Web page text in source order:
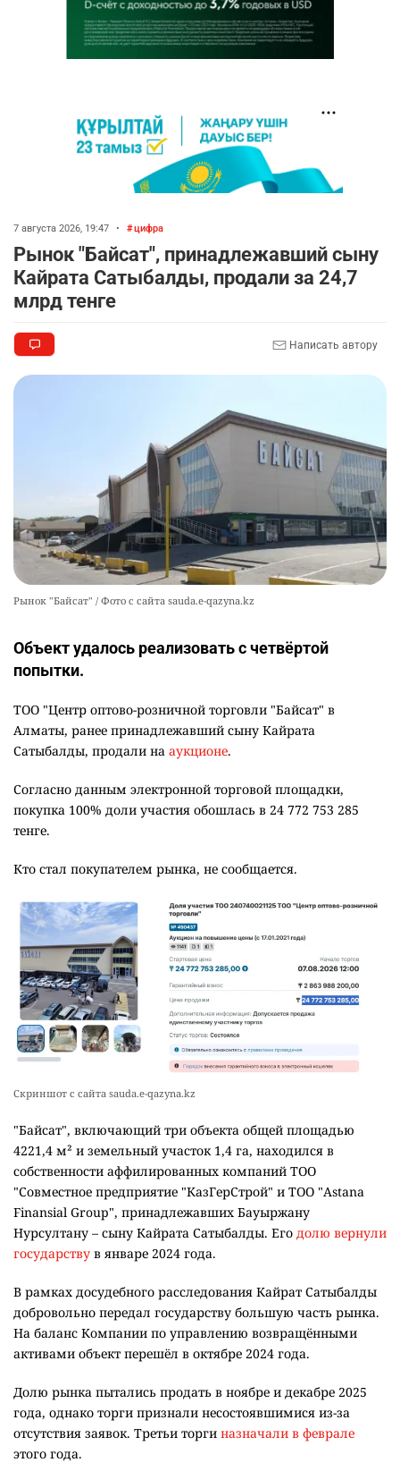
7 августа 2026, 19:47 • цифра
Рынок "Байсат", принадлежавший сыну
Кайрата Сатыбалды, продали за 24,7
млрд тенге
Написать автору
Рынок "Байсат" / Фото с сайта sauda.e-qazyna.kz
Объект удалось реализовать с четвёртой
попытки.
ТОО "Центр оптово-розничной торговли "Байсат" в
Алматы, ранее принадлежавший сыну Кайрата
Сатыбалды, продали на аукционе.
Согласно данным электронной торговой площадки,
покупка 100% доли участия обошлась в 24 772 753 285
тенге.
Кто стал покупателем рынка, не сообщается.
Скриншот с сайта sauda.e-qazyna.kz
"Байсат", включающий три объекта общей площадью
4221,4 м² и земельный участок 1,4 га, находился в
собственности аффилированных компаний ТОО
"Совместное предприятие "КазГерСтрой" и ТОО "Astana
Finansial Group", принадлежавших Бауыржану
Нурсултану – сыну Кайрата Сатыбалды. Его долю вернули
государству в январе 2024 года.
В рамках досудебного расследования Кайрат Сатыбалды
добровольно передал государству большую часть рынка.
На баланс Компании по управлению возвращёнными
активами объект перешёл в октябре 2024 года.
Долю рынка пытались продать в ноябре и декабре 2025
года, однако торги признали несостоявшимися из-за
отсутствия заявок. Третьи торги назначали в феврале
этого года.